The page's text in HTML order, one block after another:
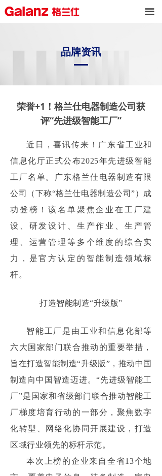
끀
荣誉+1！格兰仕电器制造公司获
评“先进级智能工厂”
近日，喜讯传来！广东省工业和
信息化厅正式公布2025年先进级智能
工厂名单。广东格兰仕电器制造有限
公司（下称“格兰仕电器制造公司”）成
功登榜！该名单聚焦企业在工厂建
设、研发设计、生产作业、生产管
理、运营管理等多个维度的综合实
力，是官方认定的智能制造领域标
杆。
打造智能制造“升级版”
智能工厂是由工业和信息化部等
六大国家部门联合推动的重要举措，
旨在打造智能制造“升级版”，推动中国
制造向中国智造迈进。“先进级智能工
厂”是国家和省级部门联合推动智能工
厂梯度培育行动的一部分，聚焦数字
化转型、网络化协同开展建设，打造
区域行业领先的标杆示范。
本次上榜的企业来自全省13个地
品牌资讯